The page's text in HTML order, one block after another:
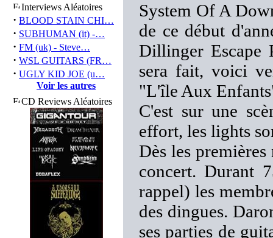
Interviews Aléatoires
· BLOOD STAIN CHI…
· SUBHUMAN (it) -…
· FM (uk) - Steve…
· WSL GUITARS (FR…
· UGLY KID JOE (u…
Voir les autres
CD Reviews Aléatoires
System Of A
de ce début
Dillinger Escape
sera fait, voici
"L'île Aux
C'est sur une
effort, les lights
Dès les
concert. Durant
rappel) les
des dingues.
ses parties de